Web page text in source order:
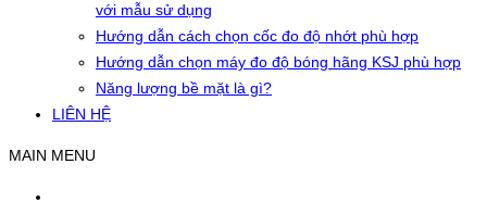
với mẫu sử dụng
Hướng dẫn cách chọn cốc đo độ nhớt phù hợp
Hướng dẫn chọn máy đo độ bóng hãng KSJ phù hợp
Năng lượng bề mặt là gì?
LIÊN HỆ
MAIN MENU